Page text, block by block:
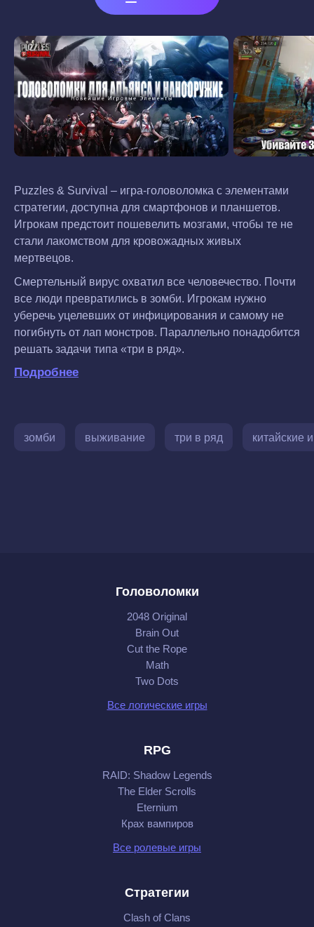
Puzzles & Survival – игра-головоломка с элементами
стратегии, доступна для смартфонов и планшетов.
Игрокам предстоит пошевелить мозгами, чтобы те не
стали лакомством для кровожадных живых
мертвецов.
Смертельный вирус охватил все человечество. Почти
все люди превратились в зомби. Игрокам нужно
уберечь уцелевших от инфицирования и самому не
погибнуть от лап монстров. Параллельно понадобится
решать задачи типа «три в ряд».
Подробнее
зомби выживание три в ряд китайские
Головоломки
2048 Original
Brain Out
Cut the Rope
Math
Two Dots
Все логические игры
RPG
RAID: Shadow Legends
The Elder Scrolls
Eternium
Крах вампиров
Все ролевые игры
Стратегии
Clash of Clans